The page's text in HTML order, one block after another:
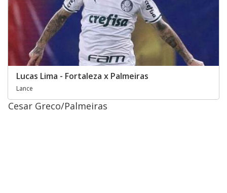
Lucas Lima - Fortaleza x Palmeiras
Lance
Cesar Greco/Palmeiras